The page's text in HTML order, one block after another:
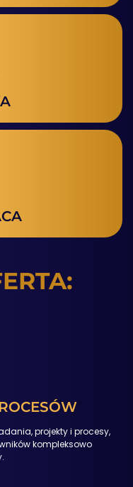
projekty i procesy,
kompleksowo